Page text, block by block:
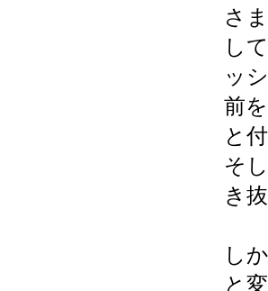
さ
し
ッ
前
と
そ
き
し
と